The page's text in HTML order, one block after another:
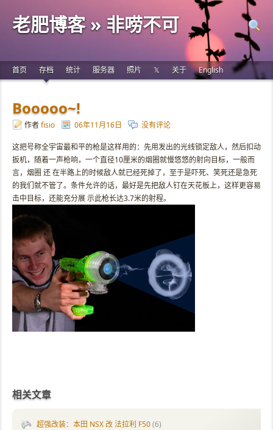
老肥博客 » 非唠不可
首页 存档 统计 服务器 照片 𝕏 关于 English
Booooo~!
作者fisio 06年11月16日 没有评论
这把号称全宇宙最和平的枪是这样用的：先用发出的光线锁定敌人，然后扣动
扳机，随着一声枪响，一个直径10厘米的烟圈就慢悠悠的射向目标，一般而
言，烟圈 还 在半路上的时候敌人就已经死掉了，至于是吓死、笑死还是急死
的我们就不管了。条件允许的话，最好是先把敌人钉在天花板上，这样更容易
击中目标，还能充分展 示此枪长达3.7米的射程。
相关文章
超强改装：本田 NSX 改 法拉利 F50(6)